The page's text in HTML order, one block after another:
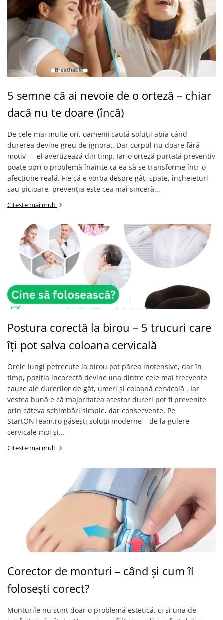
5 semne că ai nevoie de o orteză – chiar
dacă nu te doare (încă)
De cele mai multe ori, oamenii caută soluții abia când
durerea devine greu de ignorat. Dar corpul nu doare fără
motiv — el avertizează din timp. Iar o orteză purtată preventiv
poate opri o problemă înainte ca ea să se transforme într-o
afecțiune reală. Fie că e vorba despre gât, spate, încheieturi
sau picioare, prevenția este cea mai sinceră...
Citeste mai mult
Postura corectă la birou – 5 trucuri care
îți pot salva coloana cervicală
Orele lungi petrecute la birou pot părea inofensive, dar în
timp, poziția incorectă devine una dintre cele mai frecvente
cauze ale durerilor de gât, umeri și coloană cervicală . Iar
vestea bună e că majoritatea acestor dureri pot fi prevenite
prin câteva schimbări simple, dar consecvente. Pe
StartONTeam.ro găsești soluții moderne – de la gulere
cervicale moi și...
Citeste mai mult
Corector de monturi – când și cum îl
folosești corect?
Monturile nu sunt doar o problemă estetică, ci și una de